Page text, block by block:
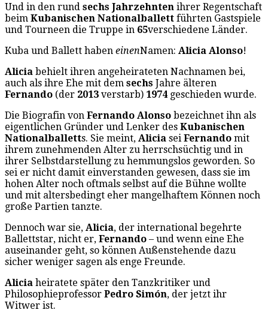
Und in den rund sechs Jahrzehnten ihrer Regentschaft
beim Kubanischen Nationalballett führten Gastspiele
und Tourneen die Truppe in 65verschiedene Länder.
Kuba und Ballett haben einenNamen: Alicia Alonso!
Alicia behielt ihren angeheirateten Nachnamen bei,
auch als ihre Ehe mit dem sechs Jahre älteren
Fernando (der 2013 verstarb) 1974 geschieden wurde.
Die Biografin von Fernando Alonso bezeichnet ihn als
eigentlichen Gründer und Lenker des Kubanischen
Nationalballetts. Sie meint, Alicia sei Fernando mit
ihrem zunehmenden Alter zu herrschsüchtig und in
ihrer Selbstdarstellung zu hemmungslos geworden. So
sei er nicht damit einverstanden gewesen, dass sie im
hohen Alter noch oftmals selbst auf die Bühne wollte
und mit altersbedingt eher mangelhaftem Können noch
große Partien tanzte.
Dennoch war sie, Alicia, der international begehrte
Ballettstar, nicht er, Fernando – und wenn eine Ehe
auseinander geht, so können Außenstehende dazu
sicher weniger sagen als enge Freunde.
Alicia heiratete später den Tanzkritiker und
Philosophieprofessor Pedro Simón, der jetzt ihr
Witwer ist.